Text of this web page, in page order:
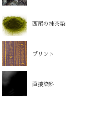
西尾の抹茶染
プリント
直接染料